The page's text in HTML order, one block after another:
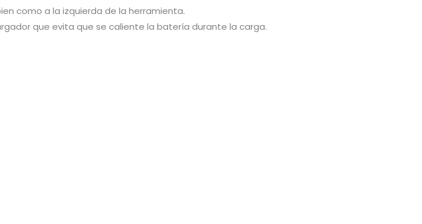
como a la izquierda de la herramienta.
que evita que se caliente la batería durante la carga.